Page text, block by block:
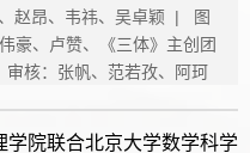
赵昂、韦祎、吴卓颖 | 图
豪、卢赞、《三体》主创团
：张帆、范若孜、阿珂
院联合北京大学数学科学